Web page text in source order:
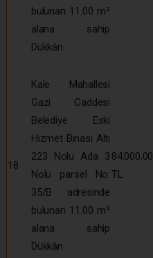
bulunan 11.00 m²
alana sahip
Dükkân
18
Kale Mahallesi
Gazi Caddesi
Belediye Eski
Hizmet Binası Altı
223 Nolu Ada 3
Nolu parsel No:
35/B adresinde
bulunan 11.00 m²
alana sahip
Dükkân
84.000,00
TL